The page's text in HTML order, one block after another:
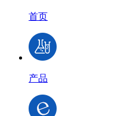
首页
产品